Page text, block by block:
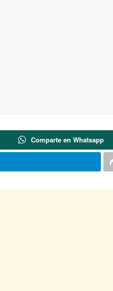
Comparte en Whatsapp